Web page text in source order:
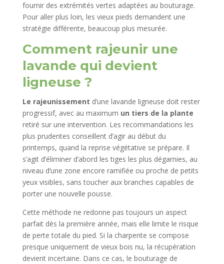
fournir des extrémités vertes adaptées au bouturage.
Pour aller plus loin, les vieux pieds demandent une
stratégie différente, beaucoup plus mesurée.
Comment rajeunir une
lavande qui devient
ligneuse ?
Le rajeunissement d’une lavande ligneuse doit rester
progressif, avec au maximum un tiers de la plante
retiré sur une intervention. Les recommandations les
plus prudentes conseillent d’agir au début du
printemps, quand la reprise végétative se prépare. Il
s’agit d’éliminer d’abord les tiges les plus dégarnies, au
niveau d’une zone encore ramifiée ou proche de petits
yeux visibles, sans toucher aux branches capables de
porter une nouvelle pousse.
Cette méthode ne redonne pas toujours un aspect
parfait dès la première année, mais elle limite le risque
de perte totale du pied. Si la charpente se compose
presque uniquement de vieux bois nu, la récupération
devient incertaine. Dans ce cas, le bouturage de